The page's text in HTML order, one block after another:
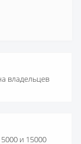
владельцев
и 15000